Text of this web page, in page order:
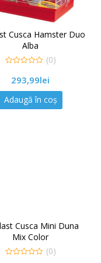
Cusca Hamster Duo
Alba
out
5
(0)
293,99lei
Adaugă în coș
Cusca Mini Duna
Mix Color
(0)